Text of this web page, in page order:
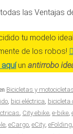
las Ventajas
tu modelo
de los robos!
aquíun antirrobo
Bicicletas y
, bici eléctrica, bicicleta
, City ebike, e-bike,
, eCargo, eCity, eFolding,